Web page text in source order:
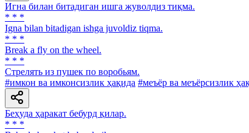
Игна билан битадиган ишга жуволдиз тиқма.
* * *
Igna bilan bitadigan ishga juvoldiz tiqma.
* * *
Break a fly on the wheel.
* * *
Стрелять из пушек по воробьям.
#имкон ва имконсизлик ҳақида #меъёр ва меъёрсизлик
Беҳуда ҳаракат бебурд қилар.
* * *